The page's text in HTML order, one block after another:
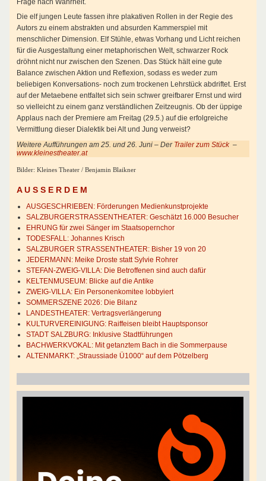
A U S S E R D E M
AUSGESCHRIEBEN: Förderungen Medienkunstprojekte
SALZBURGERSTRASSENTHEATER: Geschätzt 16.000 Besucher
EHRUNG für zwei Sänger im Staatsopernchor
TODESFALL: Johannes Krisch
SALZBURGER STRASSENTHEATER: Bisher 19 von 20
JEDERMANN: Meike Droste statt Sylvie Rohrer
STEFAN-ZWEIG-VILLA: Die Betroffenen sind auch dafür
KELTENMUSEUM: Blicke auf die Antike
ZWEIG-VILLA: Ein Personenkomitee lobbyiert
SOMMERSZENE 2026: Die Bilanz
LANDESTHEATER: Vertragsverlängerung
KULTURVEREINIGUNG: Raiffeisen bleibt Hauptsponsor
STADT SALZBURG: Inklusive Stadtführungen
BACHWERKVOKAL: Mit getanztem Bach in die Sommerpause
ALTENMARKT: „Straussiade Ü1000“ auf dem Pötzelberg
Frage nach Wahrheit.
Die elf jungen Leute fassen ihre plakativen Rollen in der Regie des
Autors zu einem abstrakten und absurden Kammerspiel mit
menschlicher Dimension. Elf Stühle, etwas Vorhang und Licht reichen
für die Ausgestaltung einer metaphorischen Welt, schwarzer Rock
dröhnt nicht nur zwischen den Szenen. Das Stück hält eine gute
Balance zwischen Aktion und Reflexion, sodass es weder zum
beliebigen Konversations- noch zum trockenen Lehrstück abdriftet. Erst
auf der Metaebene entfaltet sich sein schwer greifbarer Ernst und wird
so vielleicht zu einem ganz verständlichen Zeitzeugnis. Ob der üppige
Applaus nach der Premiere am Freitag (29.5.) auf die erfolgreiche
Vermittlung dieser Dialektik bei Alt und Jung verweist?
Weitere Aufführungen am 25. und 26. Juni – Der Trailer zum Stück–
www.kleinestheater.at
Bilder: Kleines Theater / Benjamin Blaikner